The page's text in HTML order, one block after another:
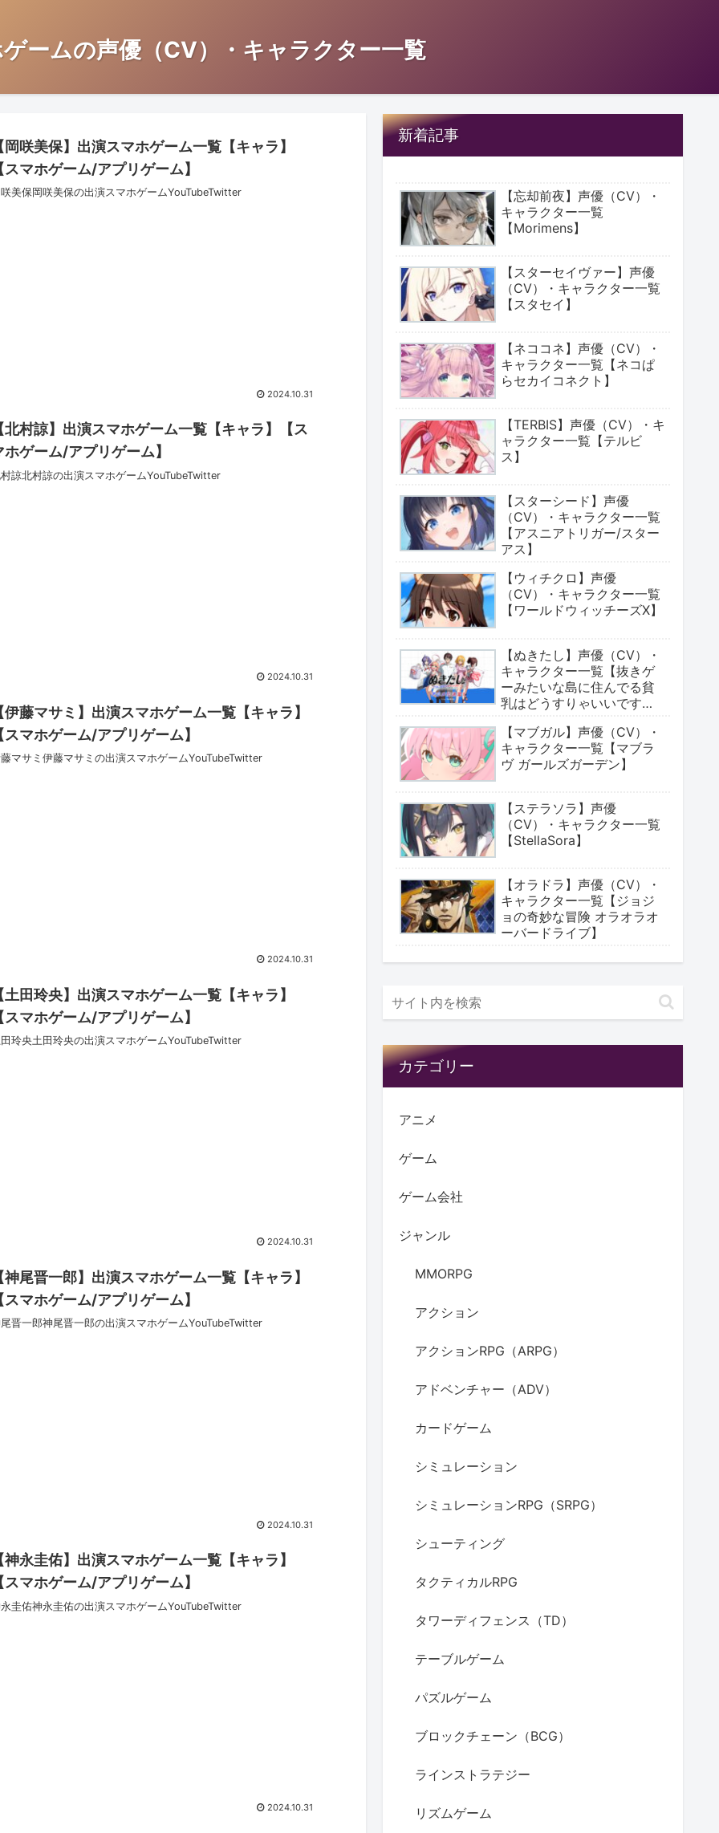
ームの声優（CV）・キャラクター一覧
岡咲美保】出演スマホゲーム一覧【キャラ】
スマホゲーム/アプリゲーム】
美保岡咲美保の出演スマホゲームYouTubeTwitter
2024.10.31
北村諒】出演スマホゲーム一覧【キャラ】【ス
ホゲーム/アプリゲーム】
諒北村諒の出演スマホゲームYouTubeTwitter
2024.10.31
伊藤マサミ】出演スマホゲーム一覧【キャラ】
スマホゲーム/アプリゲーム】
マサミ伊藤マサミの出演スマホゲームYouTubeTwitter
2024.10.31
土田玲央】出演スマホゲーム一覧【キャラ】
スマホゲーム/アプリゲーム】
玲央土田玲央の出演スマホゲームYouTubeTwitter
2024.10.31
神尾晋一郎】出演スマホゲーム一覧【キャラ】
スマホゲーム/アプリゲーム】
晋一郎神尾晋一郎の出演スマホゲームYouTubeTwitter
2024.10.31
神永圭佑】出演スマホゲーム一覧【キャラ】
スマホゲーム/アプリゲーム】
圭佑神永圭佑の出演スマホゲームYouTubeTwitter
2024.10.31
新着記事
【忘却前夜】声優（CV）・
キャラクター一覧
【Morimens】
【スターセイヴァー】声優
（CV）・キャラクター一覧
【スタセイ】
【ネココネ】声優（CV）・
キャラクター一覧【ネコぱ
らセカイコネクト】
【TERBIS】声優（CV）・キ
ャラクター一覧【テルビ
ス】
【スターシード】声優
（CV）・キャラクター一覧
【アスニアトリガー/スター
アス】
【ウィチクロ】声優
（CV）・キャラクター一覧
【ワールドウィッチーズX】
【ぬきたし】声優（CV）・
キャラクター一覧【抜きゲ
ーみたいな島に住んでる貧
乳はどうすりゃいいです
【マブガル】声優（CV）・
キャラクター一覧【マブラ
ヴ ガールズガーデン】
【ステラソラ】声優
（CV）・キャラクター一覧
【StellaSora】
【オラドラ】声優（CV）・
キャラクター一覧【ジョジ
ョの奇妙な冒険 オラオラオ
ーバードライブ】
カテゴリー
アニメ
ゲーム
ゲーム会社
ジャンル
MMORPG
アクション
アクションRPG（ARPG）
アドベンチャー（ADV）
カードゲーム
シミュレーション
シミュレーションRPG（SRPG）
シューティング
タクティカルRPG
タワーディフェンス（TD）
テーブルゲーム
パズルゲーム
ブロックチェーン（BCG）
ラインストラテジー
リズムゲーム